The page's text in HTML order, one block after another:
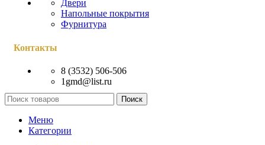
Двери
Напольные покрытия
Фурнитура
Контакты
8 (3532) 506-506
1gmd@list.ru
Поиск
Меню
Категории